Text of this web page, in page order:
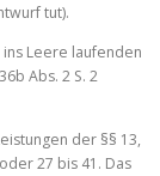
tut).
ins Leere laufenden
Abs. 2 S. 2
der §§ 13,
27 bis 41. Das